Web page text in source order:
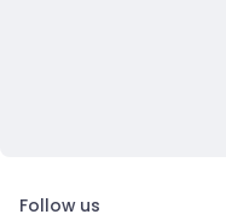
Follow us